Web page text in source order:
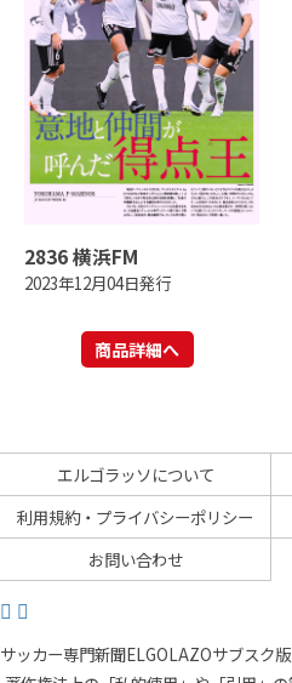
2836 横浜FM
2023年12月04日発行
商品詳細へ
エルゴラッソについて
利用規約・プライバシーポリシー
お問い合わせ
サッカー専門新聞ELGOLAZOサブスク